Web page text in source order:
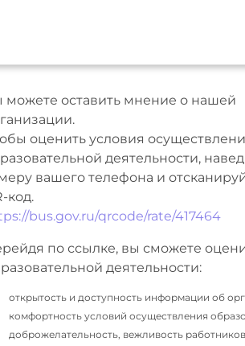
можете оставить мнение о нашей
оценить условия
деятельности,
вашего телефона и
код.
bus.gov.ru/qrcode/rate/417464
по ссылке, вы сможете
деятельности:
открытость и доступность информации об
комфортность условий осуществления
доброжелательность, вежливость